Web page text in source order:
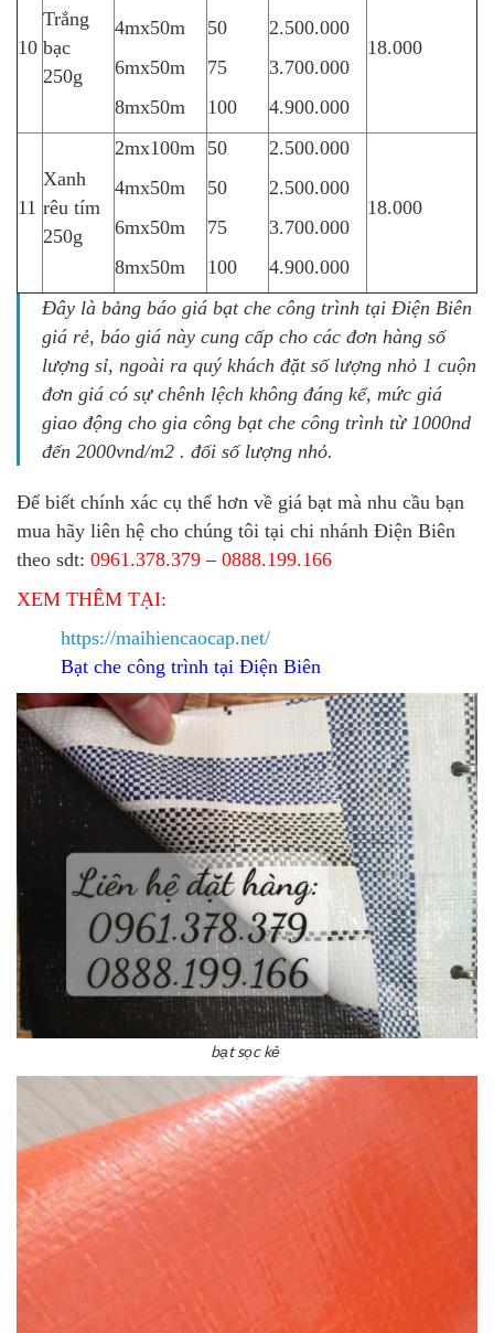
10
Trắng
bạc
250g
4mx50m
6mx50m
8mx50m
50
75
100
2.500.000
3.700.000
4.900.000
18.000
11
Xanh
rêu tím
250g
2mx100m
4mx50m
6mx50m
8mx50m
50
50
75
100
2.500.000
2.500.000
3.700.000
4.900.000
18.000
Đây là bảng báo giá bạt che công trình tại Điện Biên
giá rẻ, báo giá này cung cấp cho các đơn hàng số
lượng sỉ, ngoài ra quý khách đặt số lượng nhỏ 1 cuộn
đơn giá có sự chênh lệch không đáng kể, mức giá
giao động cho gia công bạt che công trình từ 1000nd
đến 2000vnd/m2 . đối số lượng nhỏ.
Để biết chính xác cụ thể hơn về giá bạt mà nhu cầu bạn
mua hãy liên hệ cho chúng tôi tại chi nhánh Điện Biên
theo sdt: 0961.378.379 – 0888.199.166
XEM THÊM TẠI:
https://maihiencaocap.net/
Bạt che công trình tại Điện Biên
bạt sọc kẻ